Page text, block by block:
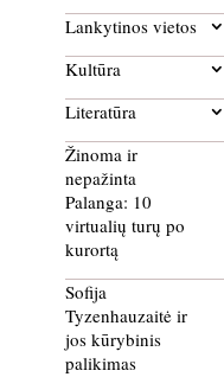
Lankytinos vietos
Kultūra
Literatūra
Žinoma ir
nepažinta
Palanga: 10
virtualių turų po
kurortą
Sofija
Tyzenhauzaitė ir
jos kūrybinis
palikimas